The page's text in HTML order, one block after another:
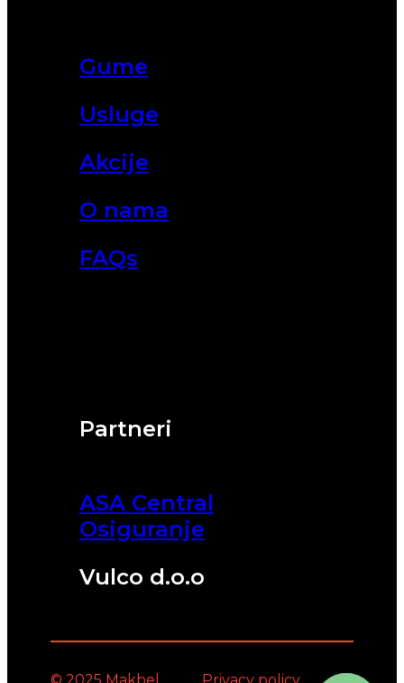
Partneri
ASA Central
Osiguranje
Vulco d.o.o
Gume
Usluge
Akcije
O nama
FAQs